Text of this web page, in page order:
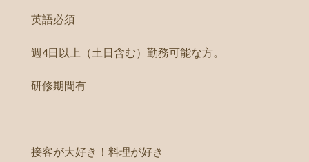
英語必須
週4日以上（土日含む）勤務可能な方。
研修期間有
接客が大好き！料理が好き